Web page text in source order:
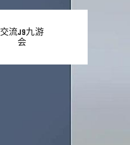
交流J9九游
会